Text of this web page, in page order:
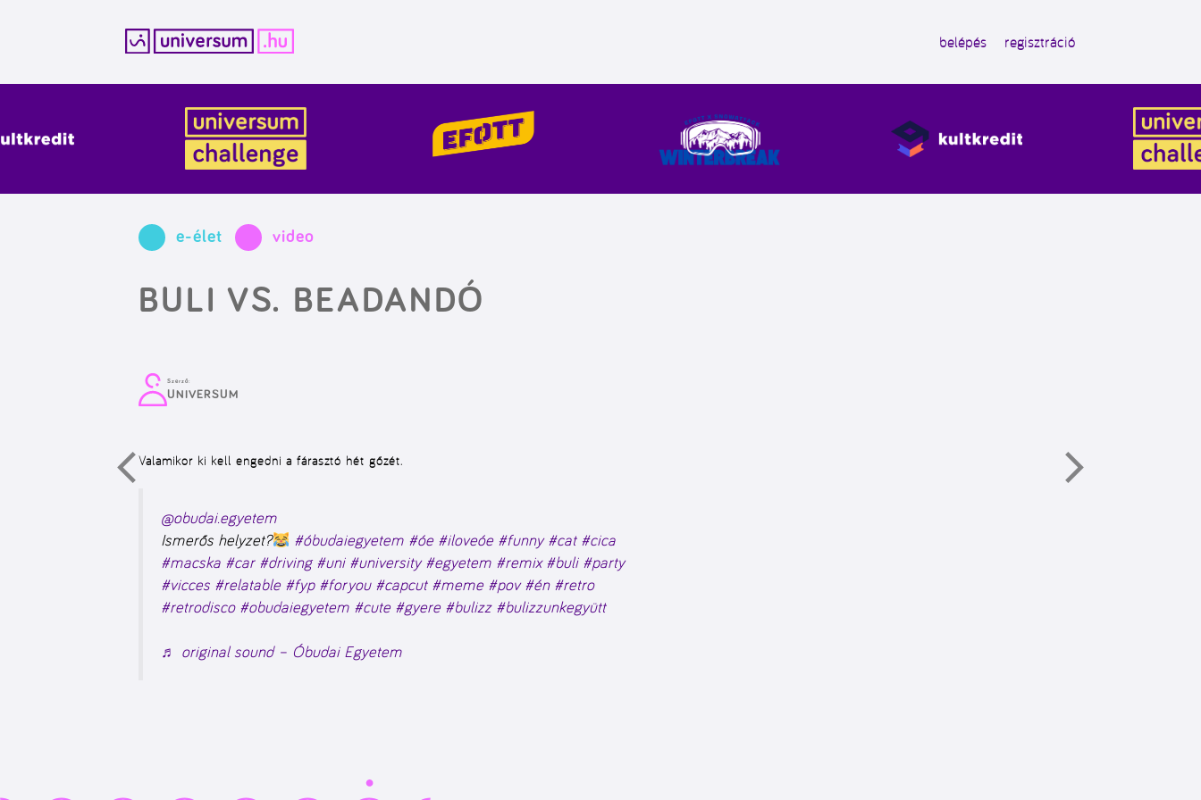
belépés regisztráció
e-élet video
BULI VS. BEADANDÓ
Szerző:
UNIVERSUM
Valamikor ki kell engedni a fárasztó hét gőzét.
@obudai.egyetem
Ismerős helyzet?
#óbudaiegyetem #óe #iloveóe #funny #cat #cica
#macska #car #driving #uni #university #egyetem #remix #buli #party
#vicces #relatable #fyp #foryou #capcut #meme #pov #én #retro
#retrodisco #obudaiegyetem #cute #gyere #bulizz #bulizzunkegyütt
♬ original sound – Óbudai Egyetem